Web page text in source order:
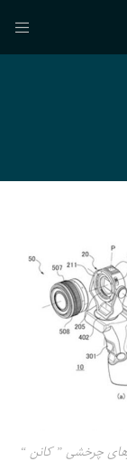
چرخشی ” کانن “